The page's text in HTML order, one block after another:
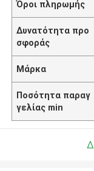
Όροι πληρωμής
Δυνατότητα προ
σφοράς
Μάρκα
Ποσότητα παραγ
γελίας min